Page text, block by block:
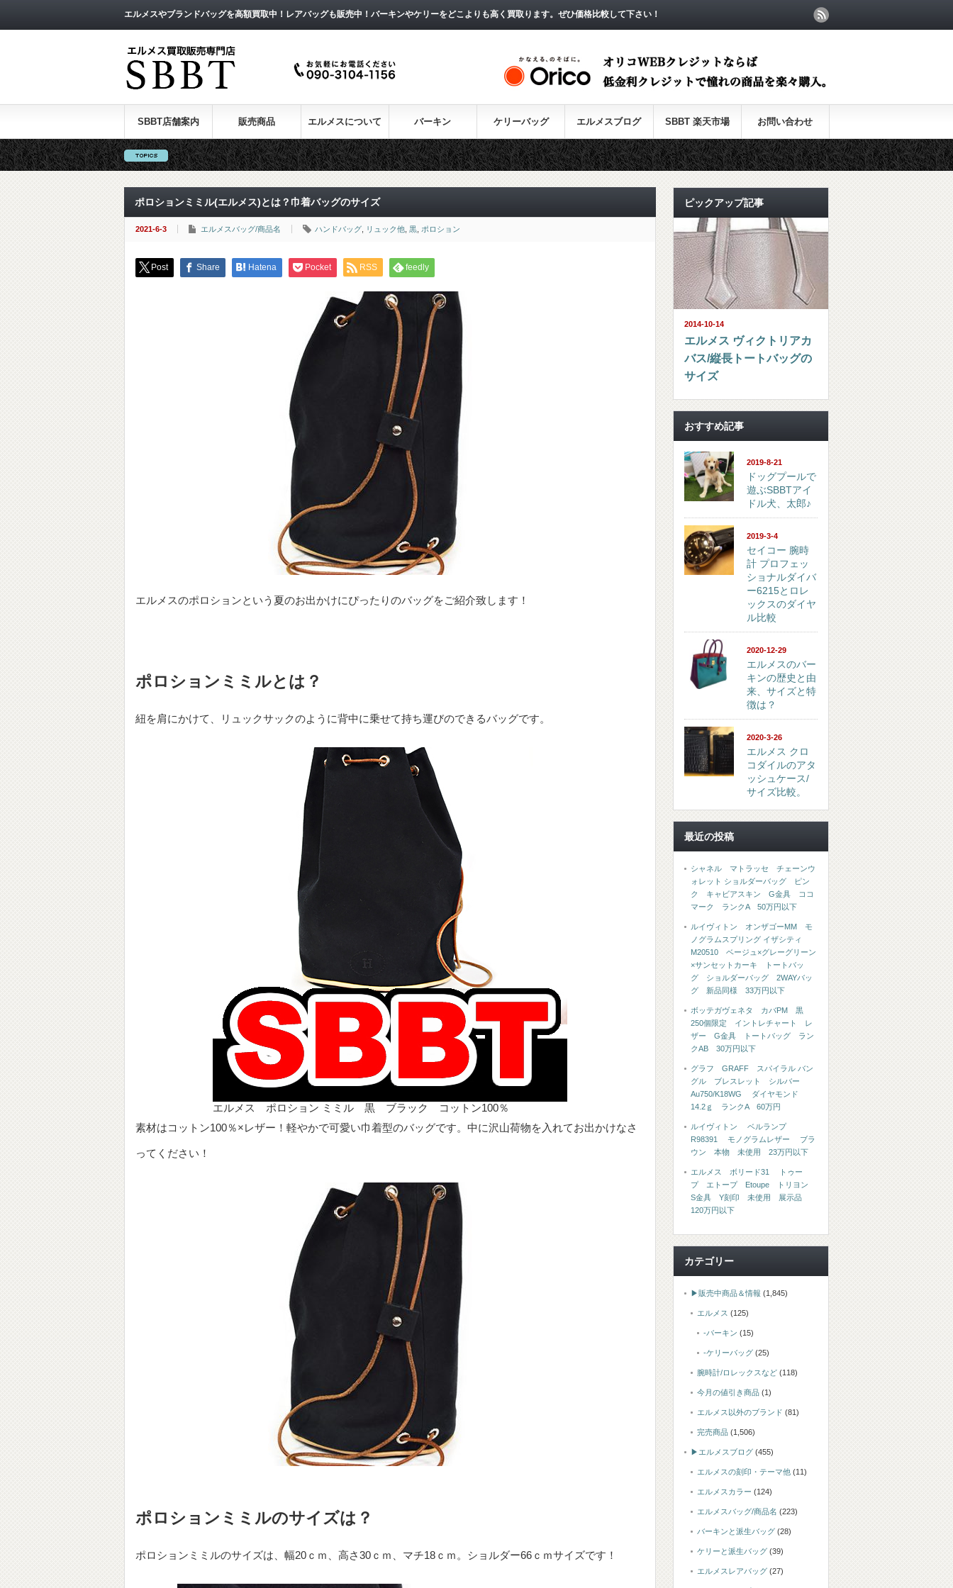
エルメスやブランドバッグを高額買取中！レアバッグも販売中！バーキンやケリーをどこよりも高く買取ります。ぜひ価格比較して下さい！
SBBT店舗案内 販売商品 エルメスについて バーキン ケリーバッグ エルメスブログ SBBT 楽天市場 お問い合わせ
ポロションミミル(エルメス)とは？巾着バッグのサイズ
2021-6-3 エルメスバッグ/商品名 ハンドバッグ リュック他 黒 ポロション
Post Share Hatena Pocket RSS feedly
エルメスのポロションという夏のお出かけにぴったりのバッグをご紹介致します！
ポロションミミルとは？
紐を肩にかけて、リュックサックのように背中に乗せて持ち運びのできるバッグです。
エルメス ポロション ミミル 黒 ブラック コットン100％
素材はコットン100％×レザー！軽やかで可愛い巾着型のバッグです。中に沢山荷物を入れてお出かけなさ
ってください！
ポロションミミルのサイズは？
ポロションミミルのサイズは、幅20ｃｍ、高さ30ｃｍ、マチ18ｃｍ。ショルダー66ｃｍサイズです！
ピックアップ記事
2014-10-14
エルメス ヴィクトリアカ
バス/縦長トートバッグの
サイズ
おすすめ記事
2019-8-21
ドッグプールで
遊ぶSBBTアイ
ドル犬、太郎♪
2019-3-4
セイコー 腕時
計 プロフェッ
ショナルダイバ
ー6215とロレ
ックスのダイヤ
ル比較
2020-12-29
エルメスのバー
キンの歴史と由
来、サイズと特
徴は？
2020-3-26
エルメス クロ
コダイルのアタ
ッシュケース/
サイズ比較。
最近の投稿
シャネル マトラッセ チェーンウ
ォレット ショルダーバッグ ピン
ク キャビアスキン G金具 ココ
マーク ランクA 50万円以下
ルイヴィトン オンザゴーMM モ
ノグラムスプリング イザシティ
M20510 ベージュ×グレーグリーン
×サンセットカーキ トートバッ
グ ショルダーバッグ 2WAYバッ
グ 新品同様 33万円以下
ボッテガヴェネタ カバPM 黒
250個限定 イントレチャート レ
ザー G金具 トートバッグ ラン
クAB 30万円以下
グラフ GRAFF スパイラル バン
グル ブレスレット シルバー
Au750/K18WG ダイヤモンド
14.2ｇ ランクA 60万円
ルイヴィトン ベルランプ
R98391 モノグラムレザー ブラ
ウン 本物 未使用 23万円以下
エルメス ボリード31 トゥー
プ エトープ Etoupe トリヨン
S金具 Y刻印 未使用 展示品
120万円以下
カテゴリー
▶販売中商品＆情報 (1,845)
エルメス (125)
-バーキン (15)
-ケリーバッグ (25)
腕時計/ロレックスなど (118)
今月の値引き商品 (1)
エルメス以外のブランド (81)
完売商品 (1,506)
▶エルメスブログ (455)
エルメスの刻印・テーマ他 (11)
エルメスカラー (124)
エルメスバッグ/商品名 (223)
バーキンと派生バッグ (28)
ケリーと派生バッグ (39)
エルメスレアバッグ (27)